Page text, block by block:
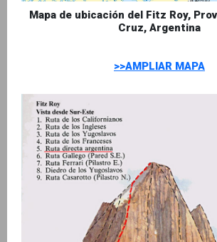
Mapa de ubicación del Fitz Roy,
Cruz, Argentina
>>AMPLIAR MAPA